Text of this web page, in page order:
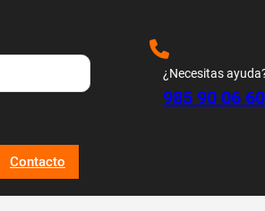
¿Necesitas
985 90 06 60
Contacto